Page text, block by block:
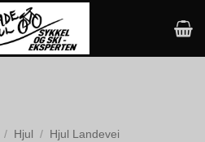
/ Hjul / Hjul Landevei